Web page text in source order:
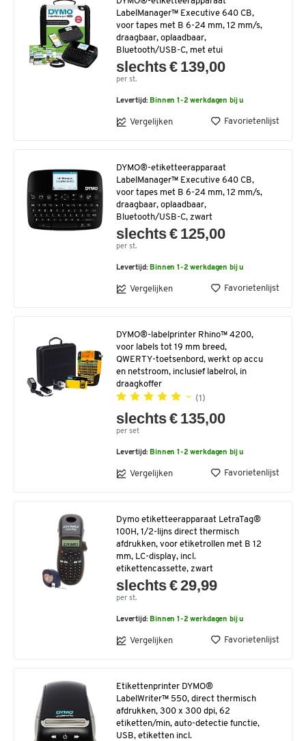
LabelManager™ Executive 640 CB,
voor tapes met B 6-24 mm, 12 mm/s,
draagbaar, oplaadbaar,
Bluetooth/USB-C, met etui
slechts € 139,00
per st.
Levertijd: Binnen 1-2 werkdagen bij u
Vergelijken Favorietenlijst
DYMO®-etiketteerapparaat
LabelManager™ Executive 640 CB,
voor tapes met B 6-24 mm, 12 mm/s,
draagbaar, oplaadbaar,
Bluetooth/USB-C, zwart
slechts € 125,00
per st.
Levertijd: Binnen 1-2 werkdagen bij u
Vergelijken Favorietenlijst
DYMO®-labelprinter Rhino™ 4200,
voor labels tot 19 mm breed,
QWERTY-toetsenbord, werkt op accu
en netstroom, inclusief labelrol, in
draagkoffer
(1)
slechts € 135,00
per set
Levertijd: Binnen 1-2 werkdagen bij u
Vergelijken Favorietenlijst
Dymo etiketteerapparaat LetraTag®
100H, 1/2-lijns direct thermisch
afdrukken, voor etiketrollen met B 12
mm, LC-display, incl.
etikettencassette, zwart
slechts € 29,99
per st.
Levertijd: Binnen 1-2 werkdagen bij u
Vergelijken Favorietenlijst
Etikettenprinter DYMO®
LabelWriter™ 550, direct thermisch
afdrukken, 300 x 300 dpi, 62
etiketten/min, auto-detectie functie,
USB, etiketten incl.